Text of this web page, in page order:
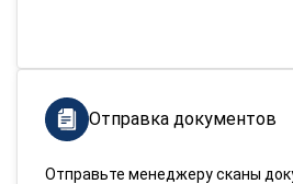
Отправка документов
Отправьте менеджеру сканы